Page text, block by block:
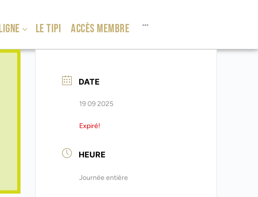
LE TIPI ACCÈS MEMBRE
DATE
19 09 2025
Expiré!
HEURE
Journée entière